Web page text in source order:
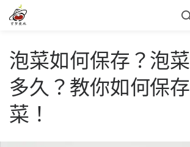
泡菜如何保存？泡
多久？教你如何保
菜！